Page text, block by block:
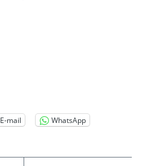
E-mail WhatsApp